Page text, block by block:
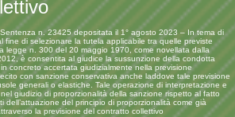
n. 23425 depositata il 1° agosto 2023 – In tema di
fine di selezionare la tutela applicabile tra quelle previste
legge n. 300 del 20 maggio 1970, come novellata dalla
è consentita al giudice la sussunzione della condotta
concreto accertata giudizialmente nella previsione
con sanzione conservativa anche laddove tale previsione
generali o elastiche. Tale operazione di interpretazione e
giudizio di proporzionalità della sanzione rispetto al fatto
dell’attuazione del principio di proporzionalità come già
la previsione del contratto collettivo